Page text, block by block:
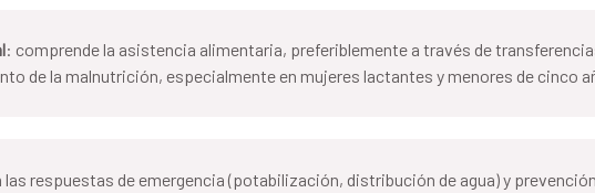
: comprende la asistencia alimentaria, preferiblemente a través de
de la malnutrición, especialmente en mujeres lactantes y menores de cinco
las respuestas de emergencia (potabilización, distribución de agua) y